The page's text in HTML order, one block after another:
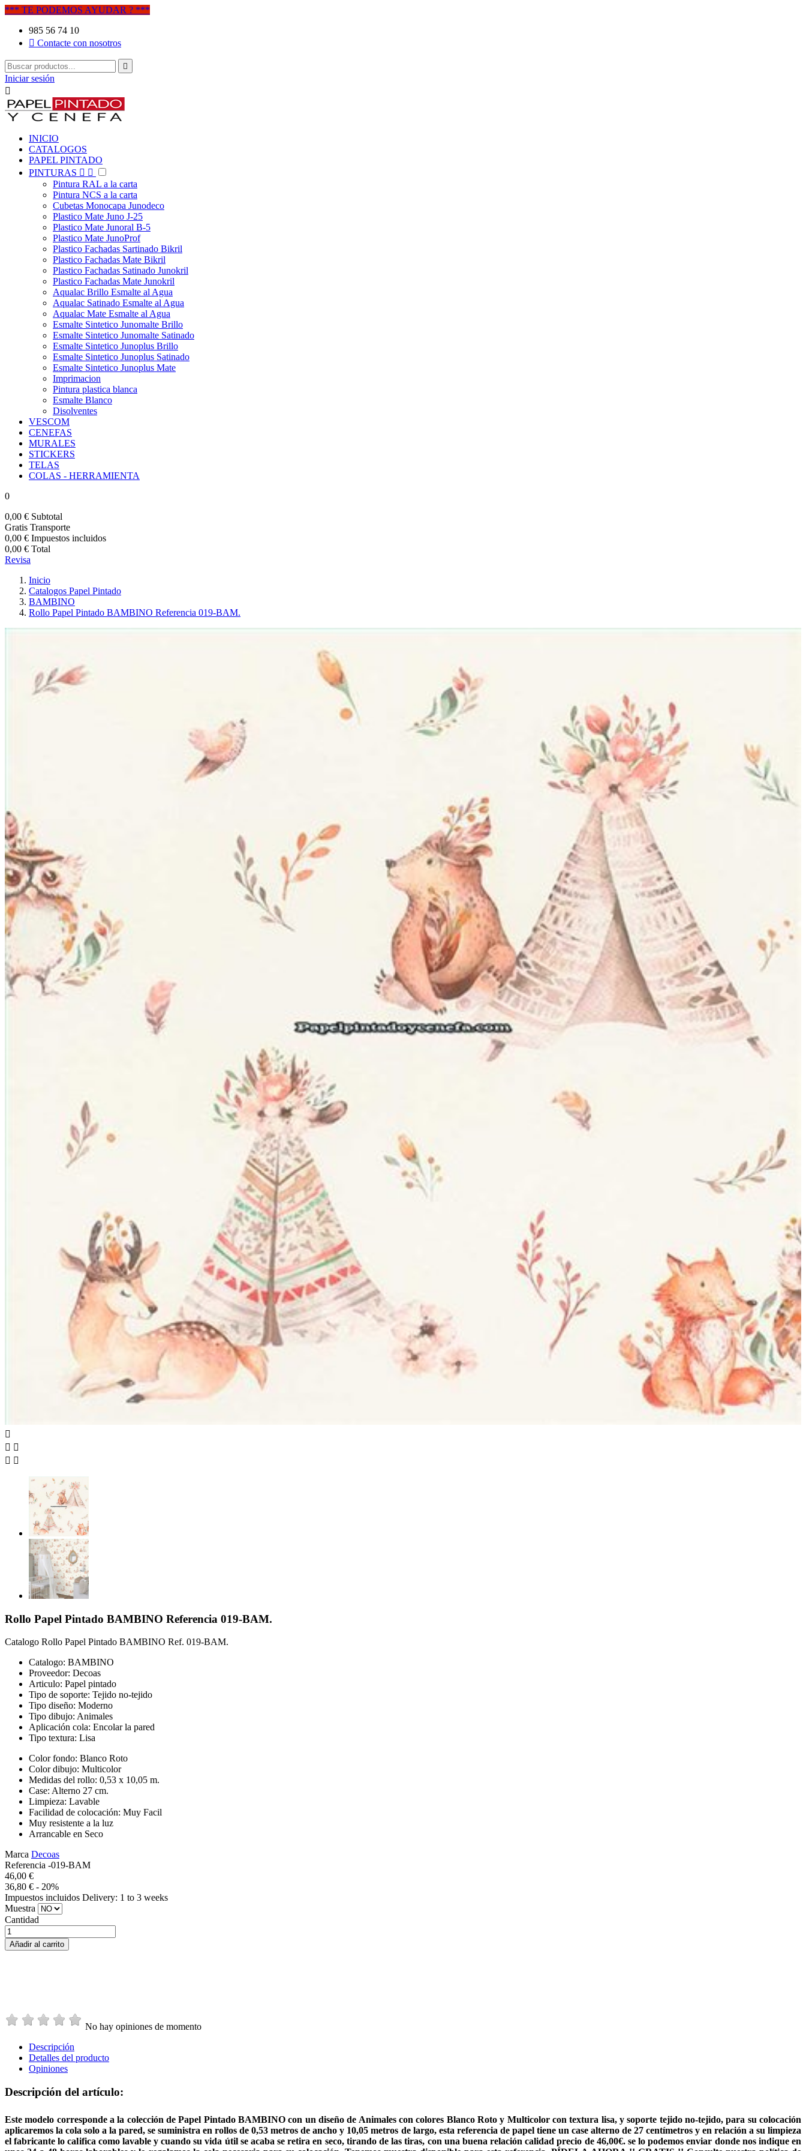
*** TE PODEMOS AYUDAR ? ***
985 56 74 10
 Contacte con nosotros

Iniciar sesión

INICIO
CATALOGOS
PAPEL PINTADO
PINTURAS  
Pintura RAL a la carta
Pintura NCS a la carta
Cubetas Monocapa Junodeco
Plastico Mate Juno J-25
Plastico Mate Junoral B-5
Plastico Mate JunoProf
Plastico Fachadas Sartinado Bikril
Plastico Fachadas Mate Bikril
Plastico Fachadas Satinado Junokril
Plastico Fachadas Mate Junokril
Aqualac Brillo Esmalte al Agua
Aqualac Satinado Esmalte al Agua
Aqualac Mate Esmalte al Agua
Esmalte Sintetico Junomalte Brillo
Esmalte Sintetico Junomalte Satinado
Esmalte Sintetico Junoplus Brillo
Esmalte Sintetico Junoplus Satinado
Esmalte Sintetico Junoplus Mate
Imprimacion
Pintura plastica blanca
Esmalte Blanco
Disolventes
VESCOM
CENEFAS
MURALES
STICKERS
TELAS
COLAS - HERRAMIENTA
0
0,00 € Subtotal
Gratis Transporte
0,00 € Impuestos incluidos
0,00 € Total
Revisa
Inicio
Catalogos Papel Pintado
BAMBINO
Rollo Papel Pintado BAMBINO Referencia 019-BAM.

 
 
Rollo Papel Pintado BAMBINO Referencia 019-BAM.
Catalogo Rollo Papel Pintado BAMBINO Ref. 019-BAM.
Catalogo: BAMBINO
Proveedor: Decoas
Articulo: Papel pintado
Tipo de soporte: Tejido no-tejido
Tipo diseño: Moderno
Tipo dibujo: Animales
Aplicación cola: Encolar la pared
Tipo textura: Lisa
Color fondo: Blanco Roto
Color dibujo: Multicolor
Medidas del rollo: 0,53 x 10,05 m.
Case: Alterno 27 cm.
Limpieza: Lavable
Facilidad de colocación: Muy Facil
Muy resistente a la luz
Arrancable en Seco
Marca Decoas
Referencia -019-BAM
46,00 €
36,80 € - 20%
Impuestos incluidos Delivery: 1 to 3 weeks
Muestra
Cantidad
Añadir al carrito
No hay opiniones de momento
Descripción
Detalles del producto
Opiniones
Descripción del artículo:
Este modelo corresponde a la colección de Papel Pintado BAMBINO con un diseño de Animales con colores Blanco Roto y Multicolor con textura lisa, y soporte tejido no-tejido, para su colocación
aplicaremos la cola solo a la pared, se suministra en rollos de 0,53 metros de ancho y 10,05 metros de largo, esta referencia de papel tiene un case alterno de 27 centímetros y en relación a su limpieza
el fabricante lo califica como lavable y cuando su vida útil se acaba se retira en seco, tirando de las tiras, con una buena relación calidad precio de 46,00€. se lo podemos enviar donde nos indique en